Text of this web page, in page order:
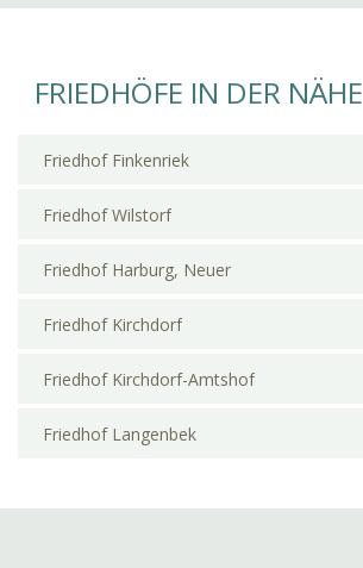
FRIEDHÖFE IN DER NÄHE
Friedhof Finkenriek
Friedhof Wilstorf
Friedhof Harburg, Neuer
Friedhof Kirchdorf
Friedhof Kirchdorf-Amtshof
Friedhof Langenbek